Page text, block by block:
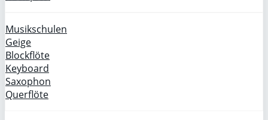
Musikschulen
Geige
Blockflöte
Keyboard
Saxophon
Querflöte